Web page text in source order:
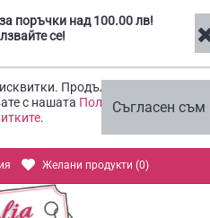
поръчки над 100.00 лв!
се!
Продължавайки
с нашата Политика за
.
Съгласен съм
Желани продукти (0)